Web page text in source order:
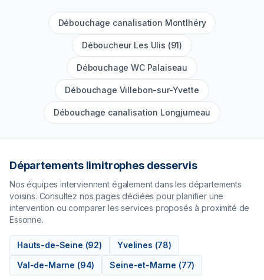
Débouchage canalisation Montlhéry
Déboucheur Les Ulis (91)
Débouchage WC Palaiseau
Débouchage Villebon-sur-Yvette
Débouchage canalisation Longjumeau
Départements limitrophes desservis
Nos équipes interviennent également dans les départements
voisins. Consultez nos pages dédiées pour planifier une
intervention ou comparer les services proposés à proximité de
Essonne.
Hauts-de-Seine (92) Yvelines (78)
Val-de-Marne (94) Seine-et-Marne (77)